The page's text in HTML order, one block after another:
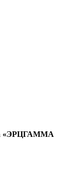
«ЭРЦГАММА